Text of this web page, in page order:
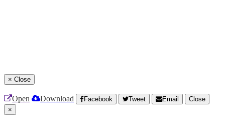
× Close
Open Download Facebook Tweet Email
Close
×